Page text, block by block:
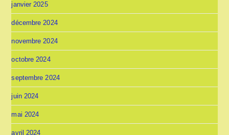
janvier 2025
décembre 2024
novembre 2024
octobre 2024
septembre 2024
juin 2024
mai 2024
avril 2024